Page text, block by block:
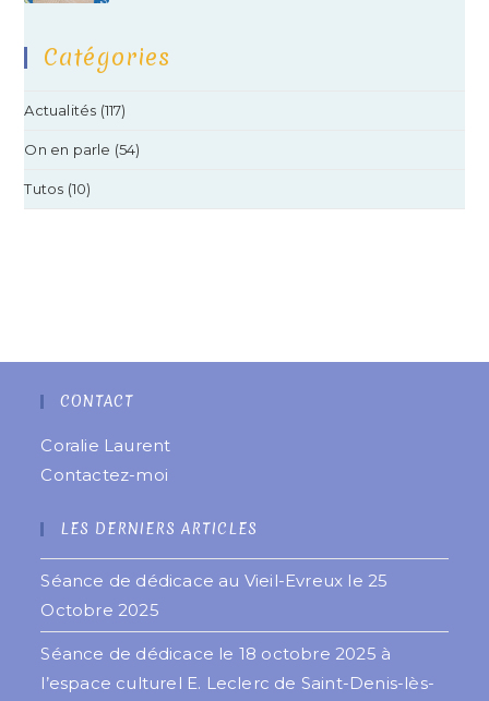
Catégories
Actualités (117)
On en parle (54)
Tutos (10)
CONTACT
Coralie Laurent
Contactez-moi
LES DERNIERS ARTICLES
Séance de dédicace au Vieil-Evreux le 25
Octobre 2025
Séance de dédicace le 18 octobre 2025 à
l’espace culturel E. Leclerc de Saint-Denis-lès-